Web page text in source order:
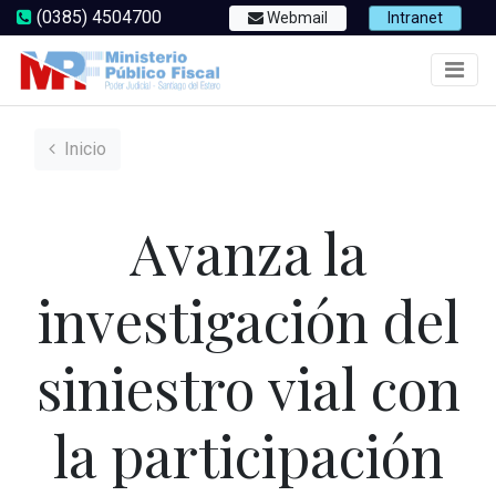
(0385) 4504700 Webmail Intranet
Inicio
Avanza la
investigación del
siniestro vial con
la participación